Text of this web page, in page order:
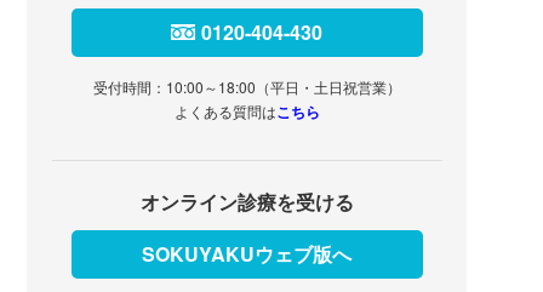
0120-404-430
受付時間：10:00～18:00（平日・土日祝営業）
よくある質問はこちら
オンライン診療を受ける
SOKUYAKUウェブ版へ